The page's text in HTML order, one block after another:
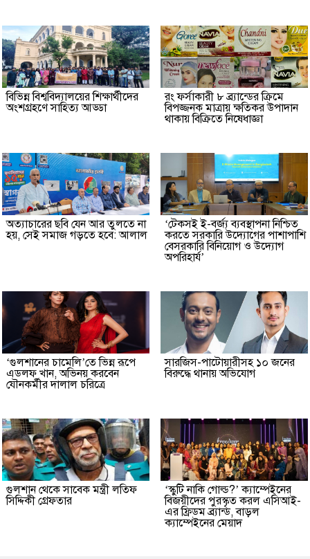
বিভিন্ন বিশ্ববিদ্যালয়ের শিক্ষার্থীদের
অংশগ্রহণে সাহিত্য আড্ডা
রং ফর্সাকারী ৮ ব্র্যান্ডের ক্রিমে
বিপজ্জনক মাত্রায় ক্ষতিকর উপাদান
থাকায় বিক্রিতে নিষেধাজ্ঞা
অত্যাচারের ছবি যেন আর তুলতে না
হয়, সেই সমাজ গড়তে হবে: আলাল
‘টেকসই ই-বর্জ্য ব্যবস্থাপনা নিশ্চিত
করতে সরকারি উদ্যোগের পাশাপাশি
বেসরকারি বিনিয়োগ ও উদ্যোগ
অপরিহার্য’
‘গুলশানের চামেলি’তে ভিন্ন রূপে
এডলফ খান, অভিনয় করবেন
যৌনকর্মীর দালাল চরিত্রে
সারজিস-পাটোয়ারীসহ ১০ জনের
বিরুদ্ধে থানায় অভিযোগ
গুলশান থেকে সাবেক মন্ত্রী লতিফ
সিদ্দিকী গ্রেফতার
‘স্কুটি নাকি গোল্ড?’ ক্যাম্পেইনের
বিজয়ীদের পুরস্কৃত করল এসিআই-
এর ফ্রিডম ব্র্যান্ড, বাড়ল
ক্যাম্পেইনের মেয়াদ